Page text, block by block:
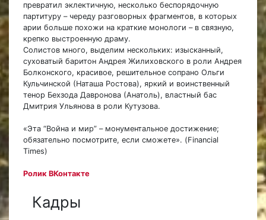
превратил эклектичную, несколько беспорядочную
партитуру – череду разговорных фрагментов, в которых
арии больше похожи на краткие монологи – в связную,
крепко выстроенную драму.
Солистов много, выделим нескольких: изысканный,
суховатый баритон Андрея Жилиховского в роли Андрея
Болконского, красивое, решительное сопрано Ольги
Кульчинской (Наташа Ростова), яркий и воинственный
тенор Бехзода Давронова (Анатоль), властный бас
Дмитрия Ульянова в роли Кутузова.
«Эта “Война и мир” – монументальное достижение;
обязательно посмотрите, если сможете». (Financial
Times)
Ролик ВКонтакте
Кадры